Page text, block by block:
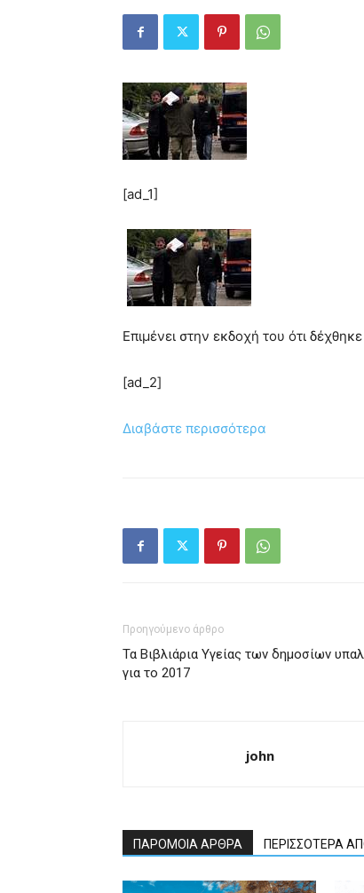
[ad_1]
Επιμένει στην εκδοχή του ότι
[ad_2]
Διαβάστε περισσότερα
Προηγούμενο άρθρο
Τα Βιβλιάρια Υγείας των δημοσίων
για το 2017
john
ΠΑΡΟΜΟΙΑ ΑΡΘΡΑ ΠΕΡΙΣΣΟΤΕΡΑ